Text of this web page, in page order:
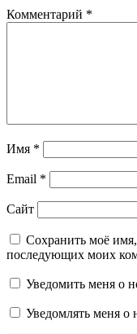
Комментарий *
Имя *
Email *
Сайт
Сохранить моё имя,
последующих моих
Уведомить меня о
Уведомлять меня о